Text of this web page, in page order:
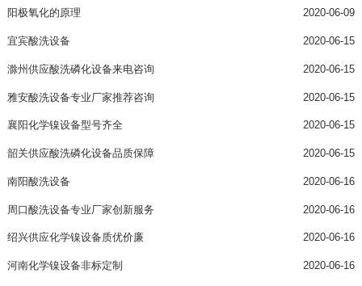
阳极氧化的原理 2020-06-09
宜宾酸洗设备 2020-06-15
滁州供应酸洗磷化设备来电咨询 2020-06-15
雅安酸洗设备专业厂家推荐咨询 2020-06-15
襄阳化学镍设备型号齐全 2020-06-15
韶关供应酸洗磷化设备品质保障 2020-06-15
南阳酸洗设备 2020-06-16
周口酸洗设备专业厂家创新服务 2020-06-16
绍兴供应化学镍设备质优价廉 2020-06-16
河南化学镍设备非标定制 2020-06-16